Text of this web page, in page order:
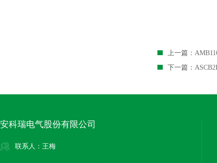
上一篇：
下一篇：
安科瑞电气股份有限公司
联系人：王梅